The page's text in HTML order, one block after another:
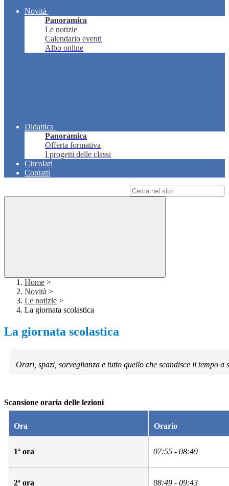
Novità
Panoramica
Le notizie
Calendario eventi
Albo online
Didattica
Panoramica
Offerta formativa
I progetti delle classi
Circolari
Contatti
Home >
Novità >
Le notizie >
La giornata scolastica
La giornata scolastica
Orari, spazi, sorveglianza e tutto quello che scandisce il tempo a
Scansione oraria delle lezioni
Ora Orario
1ª ora 07:55 - 08:49
2ª ora 08:49 - 09:43